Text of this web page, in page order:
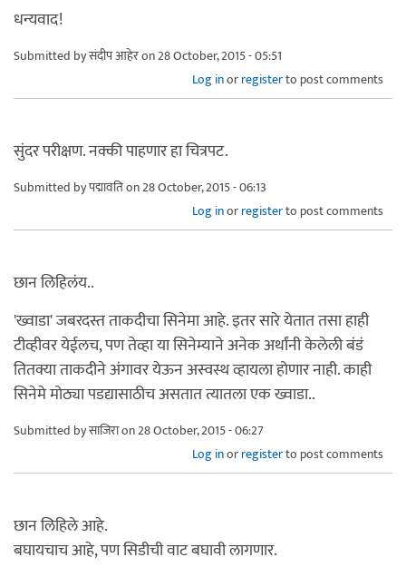
धन्यवाद!
Submitted byसंदीप आहेरon 28 October, 2015 - 05:51
Log inorregisterto post comments
सुंदर परीक्षण. नक्की पाहणार हा चित्रपट.
Submitted byपद्मावतिon 28 October, 2015 - 06:13
Log inorregisterto post comments
छान लिहिलंय..
'ख्वाडा' जबरदस्त ताकदीचा सिनेमा आहे. इतर सारे येतात तसा हाही
टीव्हीवर येईलच, पण तेव्हा या सिनेम्याने अनेक अर्थांनी केलेली बंडं
तितक्या ताकदीने अंगावर येऊन अस्वस्थ व्हायला होणार नाही. काही
सिनेमे मोठ्या पडद्यासाठीच असतात त्यातला एक ख्वाडा..
Submitted byसाजिराon 28 October, 2015 - 06:27
Log inorregisterto post comments
छान लिहिले आहे.
बघायचाच आहे, पण सिडीची वाट बघावी लागणार.